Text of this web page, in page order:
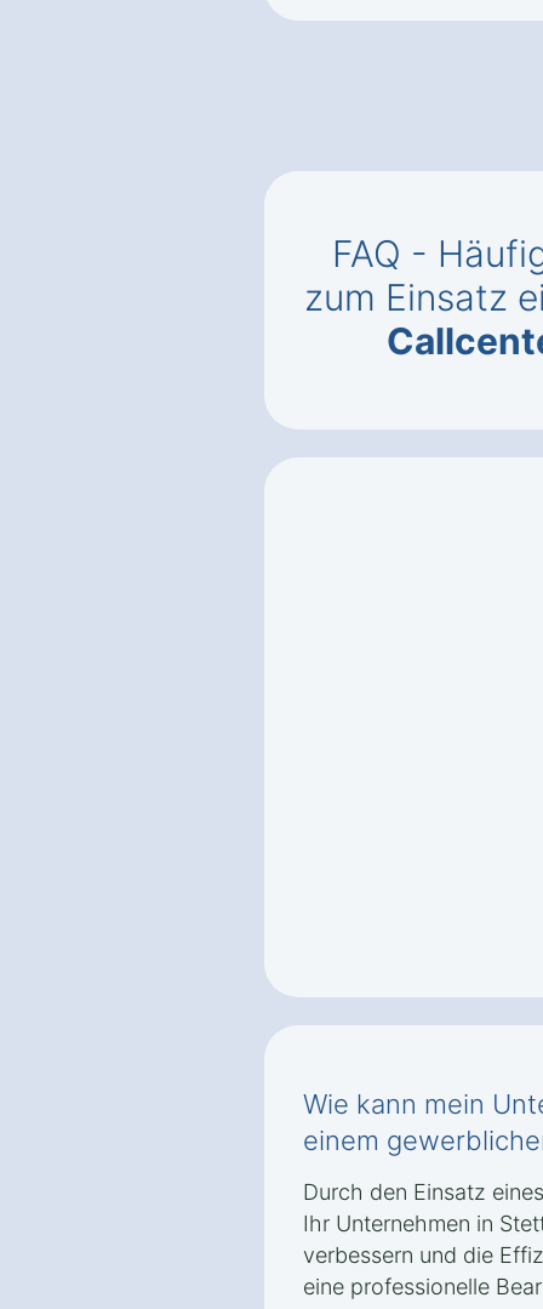
FAQ -
zum Einsatz
Wie kann mein
einem
Durch den Einsatz
Ihr Unternehmen in
verbessern und die
eine professionelle